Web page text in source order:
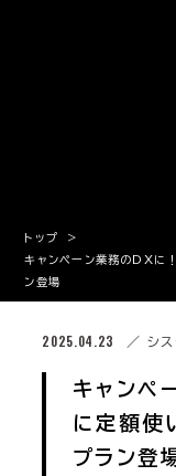
トップ
>
キャンペーン業務のDXに！
ン登場
2025.04.23 ／ シ
キャンペ
に定額使
プラン登